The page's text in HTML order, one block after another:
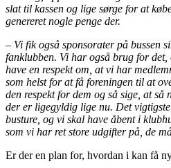
slat til kassen og lige sørge for at
genereret nogle penge der.
– Vi fik også sponsorater på bussen
fanklubben. Vi har også brug for
have en respekt om, at vi har
som helst for at få foreningen til at
den respekt for dem og så sige, at så
der er ligegyldig lige nu. Det
busture, og vi skal have åbent i
som vi har ret store udgifter på, de
Er der en plan for, hvordan i kan få